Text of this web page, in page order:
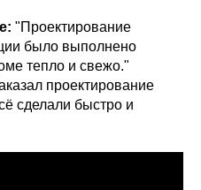
"Проектирование
было выполнено
тепло и свежо."
проектирование
сделали быстро и